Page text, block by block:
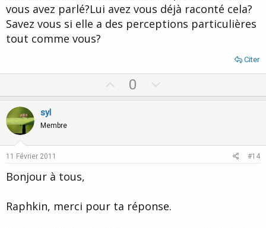
vous avez parlé?Lui avez vous déjà raconté cela?
Savez vous si elle a des perceptions particulières
tout comme vous?
Citer
p
t
0
o
v
syl
Membre
11 Février 2011 #14
Bonjour à tous,
Raphkin, merci pour ta réponse.